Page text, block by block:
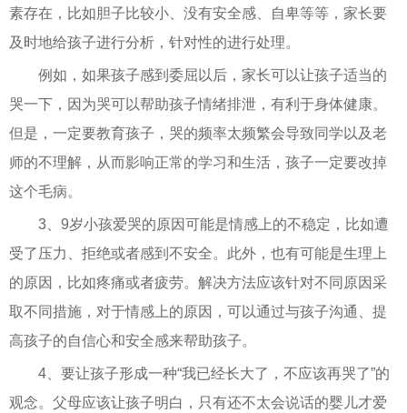
素存在，比如胆子比较小、没有安全感、自卑等等，家长要
及时地给孩子进行分析，针对性的进行处理。
例如，如果孩子感到委屈以后，家长可以让孩子适当的
哭一下，因为哭可以帮助孩子情绪排泄，有利于身体健康。
但是，一定要教育孩子，哭的频率太频繁会导致同学以及老
师的不理解，从而影响正常的学习和生活，孩子一定要改掉
这个毛病。
3、9岁小孩爱哭的原因可能是情感上的不稳定，比如遭
受了压力、拒绝或者感到不安全。此外，也有可能是生理上
的原因，比如疼痛或者疲劳。解决方法应该针对不同原因采
取不同措施，对于情感上的原因，可以通过与孩子沟通、提
高孩子的自信心和安全感来帮助孩子。
4、要让孩子形成一种“我已经长大了，不应该再哭了”的
观念。父母应该让孩子明白，只有还不太会说话的婴儿才爱